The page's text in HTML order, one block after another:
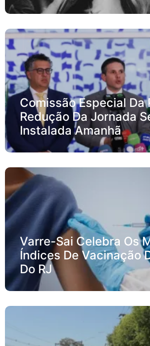
Comissão Especial Da
Redução Da Jornada
Instalada Amanhã
Varre-Sai Celebra Os
Índices De Vacinação
Do RJ